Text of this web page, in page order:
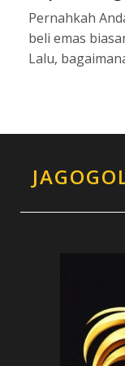
Pernahkah
beli emas
Lalu,